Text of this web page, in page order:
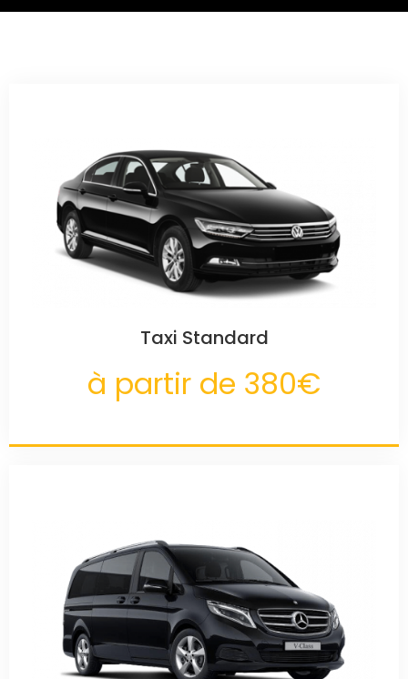
Taxi Standard
à partir de 380€